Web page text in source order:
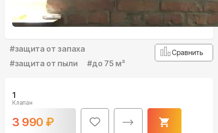
#защита от запаха
#защита от пыли #до 75 м²
Сравнить
1
Клапан
3 990 ₽